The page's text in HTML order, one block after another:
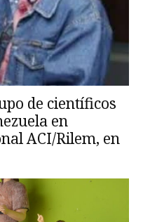
de científicos
en
ACI/Rilem, en